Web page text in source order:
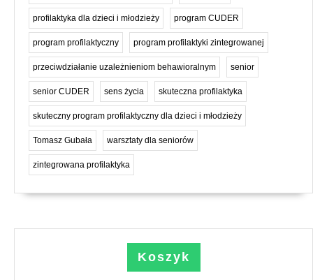
profilaktyka dla dzieci i młodzieży program CUDER
program profilaktyczny program profilaktyki zintegrowanej
przeciwdziałanie uzależnieniom behawioralnym senior
senior CUDER sens życia skuteczna profilaktyka
skuteczny program profilaktyczny dla dzieci i młodzieży
Tomasz Gubała warsztaty dla seniorów
zintegrowana profilaktyka
Koszyk